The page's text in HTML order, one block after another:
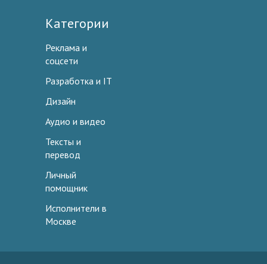
Категории
Реклама и
соцсети
Разработка и IT
Дизайн
Аудио и видео
Тексты и
перевод
Личный
помощник
Исполнители в
Москве